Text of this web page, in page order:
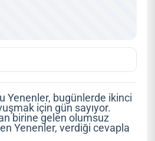
Yenenler, bugünlerde ikinci
için gün sayıyor.
birine gelen olumsuz
Yenenler, verdiği cevapla